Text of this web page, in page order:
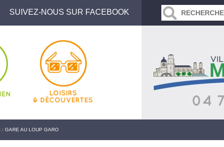
SUIVEZ-NOUS SUR FACEBOOK
: GARE AU LOUP GARO